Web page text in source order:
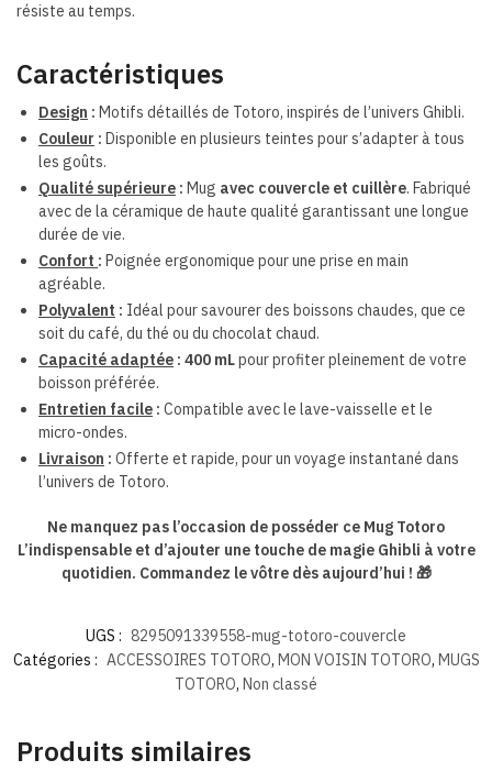
résiste au temps.
Caractéristiques
Design : Motifs détaillés de Totoro, inspirés de l’univers Ghibli.
Couleur : Disponible en plusieurs teintes pour s’adapter à tous
les goûts.
Qualité supérieure : Mug avec couvercle et cuillère. Fabriqué
avec de la céramique de haute qualité garantissant une longue
durée de vie.
Confort : Poignée ergonomique pour une prise en main
agréable.
Polyvalent : Idéal pour savourer des boissons chaudes, que ce
soit du café, du thé ou du chocolat chaud.
Capacité adaptée : 400 mLpour profiter pleinement de votre
boisson préférée.
Entretien facile : Compatible avec le lave-vaisselle et le
micro-ondes.
Livraison : Offerte et rapide, pour un voyage instantané dans
l’univers de Totoro.
Ne manquez pas l’occasion de posséder ce Mug Totoro
L’indispensable et d’ajouter une touche de magie Ghibli à votre
quotidien. Commandez le vôtre dès aujourd’hui ! 🎁
UGS : 8295091339558-mug-totoro-couvercle
Catégories : ACCESSOIRES TOTORO, MON VOISIN TOTORO, MUGS
TOTORO, Non classé
Produits similaires